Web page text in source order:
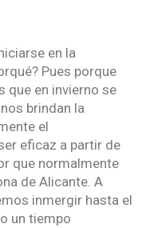
en la
Pues porque
que en invierno se
brindan la
el
eficaz a partir de
que normalmente
de Alicante. A
inmergir hasta el
un tiempo